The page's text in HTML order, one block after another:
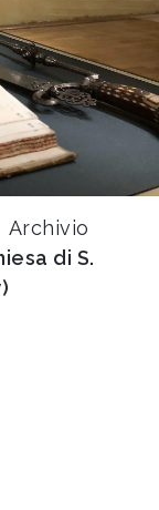
Archivio
di S.